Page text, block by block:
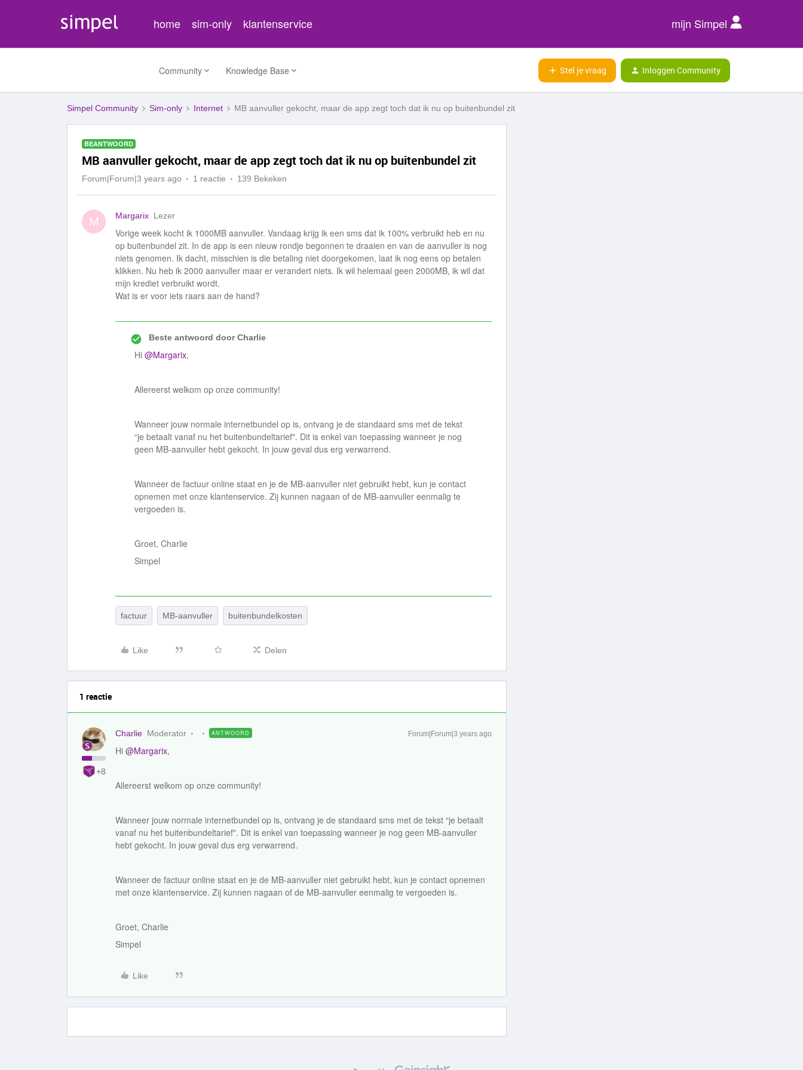
home sim-only klantenservice mijn Simpel
Community Knowledge Base Stel je vraag Inloggen Community
Simpel Community Sim-only Internet MB aanvuller gekocht, maar de app zegt toch dat ik nu op buitenbundel zit
BEANTWOORD
MB aanvuller gekocht, maar de app zegt toch dat ik nu op buitenbundel zit
Forum|Forum|3 years ago 1 reactie 139 Bekeken
M Margarix Lezer
Vorige week kocht ik 1000MB aanvuller. Vandaag krijg ik een sms dat ik 100% verbruikt heb en nu
op buitenbundel zit. In de app is een nieuw rondje begonnen te draaien en van de aanvuller is nog
niets genomen. Ik dacht, misschien is die betaling niet doorgekomen, laat ik nog eens op betalen
klikken. Nu heb ik 2000 aanvuller maar er verandert niets. Ik wil helemaal geen 2000MB, ik wil dat
mijn krediet verbruikt wordt.
Wat is er voor iets raars aan de hand?
Beste antwoord doorCharlie
Hi @Margarix,
Allereerst welkom op onze community!
Wanneer jouw normale internetbundel op is, ontvang je de standaard sms met de tekst
“je betaalt vanaf nu het buitenbundeltarief". Dit is enkel van toepassing wanneer je nog
geen MB-aanvuller hebt gekocht. In jouw geval dus erg verwarrend.
Wanneer de factuur online staat en je de MB-aanvuller niet gebruikt hebt, kun je contact
opnemen met onze klantenservice. Zij kunnen nagaan of de MB-aanvuller eenmalig te
vergoeden is.
Groet, Charlie
Simpel
factuur MB-aanvuller buitenbundelkosten
Like Delen
1 reactie
+8
Charlie Moderator ANTWOORD Forum|Forum|3 years ago
Hi @Margarix,
Allereerst welkom op onze community!
Wanneer jouw normale internetbundel op is, ontvang je de standaard sms met de tekst “je betaalt
vanaf nu het buitenbundeltarief". Dit is enkel van toepassing wanneer je nog geen MB-aanvuller
hebt gekocht. In jouw geval dus erg verwarrend.
Wanneer de factuur online staat en je de MB-aanvuller niet gebruikt hebt, kun je contact opnemen
met onze klantenservice. Zij kunnen nagaan of de MB-aanvuller eenmalig te vergoeden is.
Groet, Charlie
Simpel
Like